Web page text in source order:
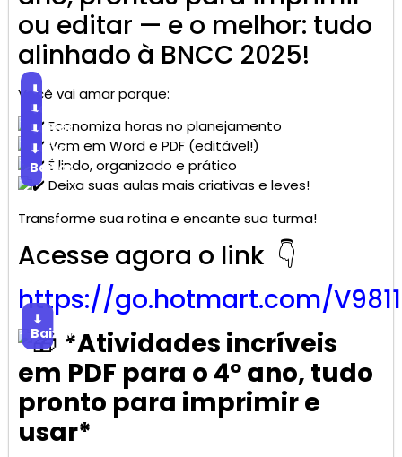
ou editar — e o melhor: tudo
alinhado à BNCC 2025!
Você vai amar porque:
⬇
Baixar
Economiza horas no planejamento
⬇
Baixar
Vem em Word e PDF (editável!)
⬇
Baixar
É lindo, organizado e prático
⬇
Baixar
Deixa suas aulas mais criativas e leves!
Transforme sua rotina e encante sua turma!
Acesse agora o link 👇
https://go.hotmart.com/
⬇
Baixar*Atividades incríveis
em PDF para o 4º ano, tudo
pronto para imprimir e
usar*